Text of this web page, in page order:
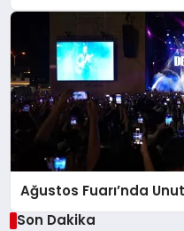
Ağustos Fuarı’nda
Son Dakika